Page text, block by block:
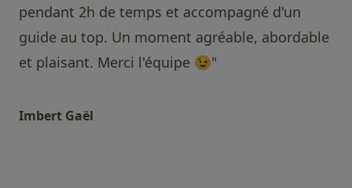
pendant 2h de temps et accompagné d'un
guide au top. Un moment agréable, abordable
et plaisant. Merci l'équipe 😉"
Imbert Gaël